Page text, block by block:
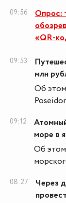
09:56
Опрос:
«QR-
09:53
млн
Об
09:12
море в
Об этом
08:27
Через